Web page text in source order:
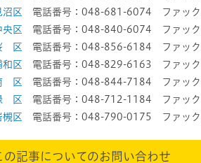
沼区
電話番号：048-681-6074 ファッ
央区
電話番号：048-840-6074 ファッ
区
電話番号：048-856-6184 ファッ
和区
電話番号：048-829-6163 ファッ
区
電話番号：048-844-7184 ファッ
区
電話番号：048-712-1184 ファッ
槻区
電話番号：048-790-0175 ファッ
の記事についてのお問い合わせ